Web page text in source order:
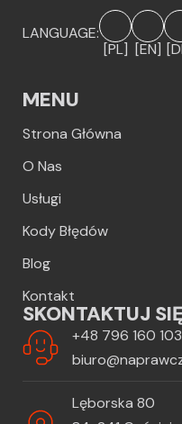
LANGUAGE:
[PL] [EN]
MENU
Strona Główna
O Nas
Usługi
Kody Błędów
Blog
Kontakt
SKONTAKTUJ SIĘ
+48 796 160 103
Lęborska 80